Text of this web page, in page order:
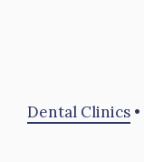
Dental Clinics •